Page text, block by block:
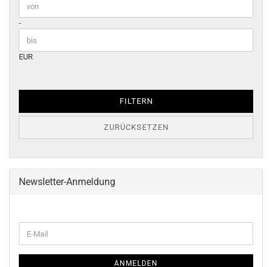
Preis bis
-
EUR
FILTERN
ZURÜCKSETZEN
Newsletter-Anmeldung
ZUR
E-
Mail
ANMELDEN